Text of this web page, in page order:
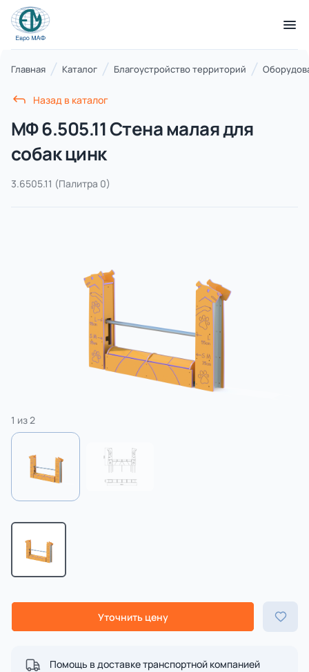
КАТАЛОГ ТОВАРОВ
21 категория
Благоустройство территорий
Комплексы для лазания
3 категории
Спорт
4 категории
Главная Каталог Благоустройство территорий
Назад в каталог
МФ 6.505.11 Стена малая для
собак цинк
3.6505.11 (Палитра 0)
1 из2
Уточнить цену
Помощь в доставке транспортной компанией